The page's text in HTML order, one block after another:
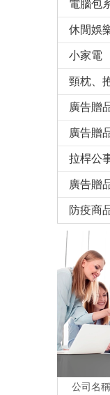
電腦包
休閒娛
小家電
頸枕、
廣告贈
廣告贈
拉桿公
廣告贈
防疫商
公司名